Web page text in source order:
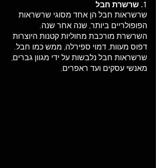
1. שרשרת חבל
שרשראות חבל הן אחד מסוגי שרשראות
הפופולריים ביותר, שנה אחר שנה.
השרשרת מורכבת מחוליות קטנות היוצרות
דפוס מעוות, דמוי ספירלה, ממש כמו חבל.
שרשראות חבל נלבשות על ידי מגוון גברים,
מאנשי עסקים ועד ראפרים.